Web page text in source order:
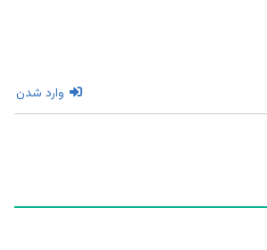
وارد شدن